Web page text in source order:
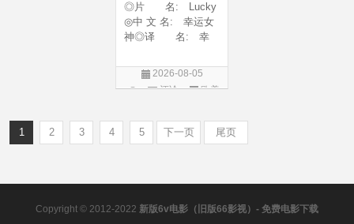
◎片 名: Lucky
◎中 文 名: 幸运女
神◎译 名: 幸
6◎产 地: 美国
◎类 别: 剧情 /
026-07-15(美国)
2026-08-05
评论
欧美
1 2 3 4 5 下一页 尾页
Copyright © 2012-2022 新版6v电影（旧版66影视）- 免费电影下载